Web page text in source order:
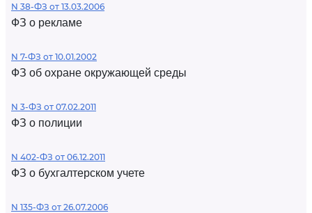
N 38-ФЗ от 13.03.2006
ФЗ о рекламе
N 7-ФЗ от 10.01.2002
ФЗ об охране окружающей среды
N 3-ФЗ от 07.02.2011
ФЗ о полиции
N 402-ФЗ от 06.12.2011
ФЗ о бухгалтерском учете
N 135-ФЗ от 26.07.2006